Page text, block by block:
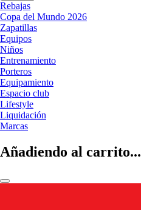
Rebajas
Copa del Mundo 2026
Zapatillas
Equipos
Niños
Entrenamiento
Porteros
Equipamiento
Espacio club
Lifestyle
Liquidación
Marcas
Añadiendo al carrito...